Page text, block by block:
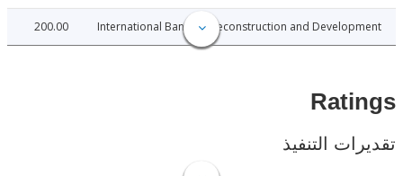
International Bank for Reconstruction and
200.00
التنفيذ